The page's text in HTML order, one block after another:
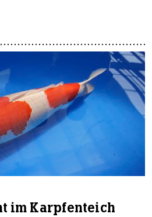
im Karpfenteich